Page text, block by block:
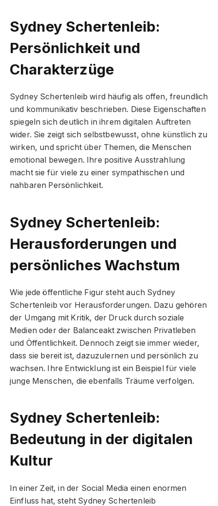
Sydney Schertenleib:
Persönlichkeit und
Charakterzüge
Sydney Schertenleib wird häufig als offen, freundlich
und kommunikativ beschrieben. Diese Eigenschaften
spiegeln sich deutlich in ihrem digitalen Auftreten
wider. Sie zeigt sich selbstbewusst, ohne künstlich zu
wirken, und spricht über Themen, die Menschen
emotional bewegen. Ihre positive Ausstrahlung
macht sie für viele zu einer sympathischen und
nahbaren Persönlichkeit.
Sydney Schertenleib:
Herausforderungen und
persönliches Wachstum
Wie jede öffentliche Figur steht auch Sydney
Schertenleib vor Herausforderungen. Dazu gehören
der Umgang mit Kritik, der Druck durch soziale
Medien oder der Balanceakt zwischen Privatleben
und Öffentlichkeit. Dennoch zeigt sie immer wieder,
dass sie bereit ist, dazuzulernen und persönlich zu
wachsen. Ihre Entwicklung ist ein Beispiel für viele
junge Menschen, die ebenfalls Träume verfolgen.
Sydney Schertenleib:
Bedeutung in der digitalen
Kultur
In einer Zeit, in der Social Media einen enormen
Einfluss hat, steht Sydney Schertenleib